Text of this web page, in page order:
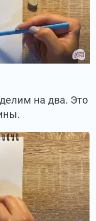
на два. Это